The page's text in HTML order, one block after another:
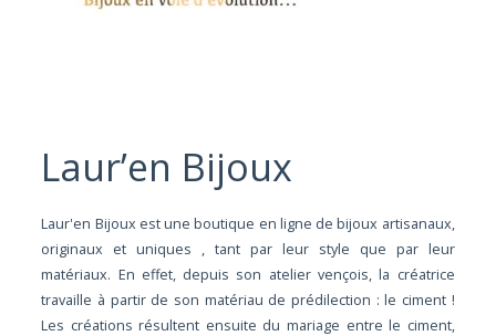
Laur’en Bijoux
Laur'en Bijoux est une boutique en ligne de bijoux artisanaux,
originaux et uniques , tant par leur style que par leur
matériaux. En effet, depuis son atelier vençois, la créatrice
travaille à partir de son matériau de prédilection : le ciment !
Les créations résultent ensuite du mariage entre le ciment,